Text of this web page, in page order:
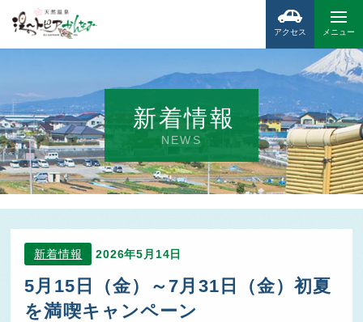
メニュー
アクセス
新着情報
NEWS
新着情報 2026年5月14日
5月15日（金）～7月31日（金）初夏
を満喫キャンペーン